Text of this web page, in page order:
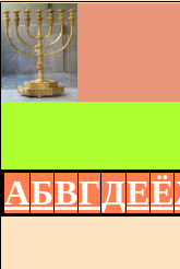
АБВГДЕЁ